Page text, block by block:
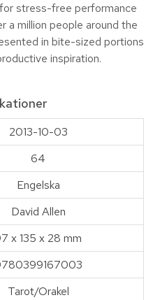
stress-free performance
a million people around the
in bite-sized portions
inspiration.
2013-10-03
64
Engelska
David Allen
x 135 x 28 mm
Tarot/Orakel